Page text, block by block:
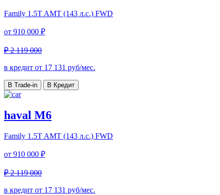
Family 1.5T AMT (143 л.с.) FWD
от 910 000 ₽
₽ 2 119 000
в кредит от 17 131 руб/мес.
В Trade-in В Кредит
haval M6
Family 1.5T AMT (143 л.с.) FWD
от 910 000 ₽
₽ 2 119 000
в кредит от 17 131 руб/мес.